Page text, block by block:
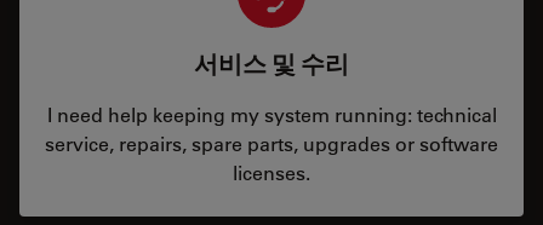
서비스 및 수리
I need help keeping my system running: technical
service, repairs, spare parts, upgrades or software
licenses.